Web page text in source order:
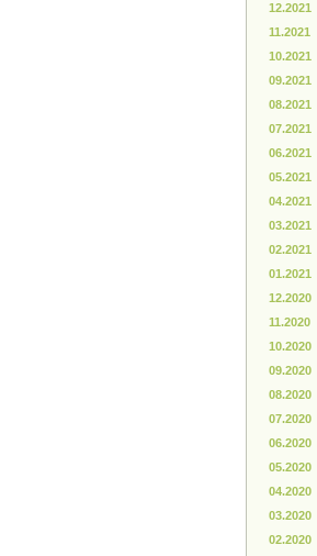
12.2021
11.2021
10.2021
09.2021
08.2021
07.2021
06.2021
05.2021
04.2021
03.2021
02.2021
01.2021
12.2020
11.2020
10.2020
09.2020
08.2020
07.2020
06.2020
05.2020
04.2020
03.2020
02.2020